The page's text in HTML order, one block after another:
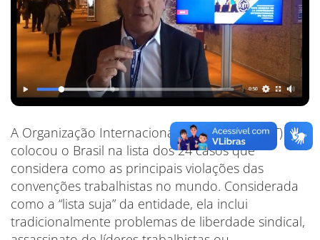
A Organização Internacional do Trabalho (OIT)
colocou o Brasil na lista dos 24 casos que
considera como as principais violações das
convenções trabalhistas no mundo. Considerada
como a “lista suja” da entidade, ela inclui
tradicionalmente problemas de liberdade sindical,